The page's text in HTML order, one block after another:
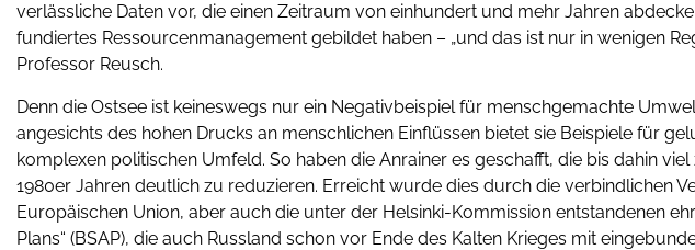
verlässliche Daten vor, die einen Zeitraum von einhundert und mehr Jahren
fundiertes Ressourcenmanagement gebildet haben – „und das ist nur in wenigen
Professor Reusch.
Denn die Ostsee ist keineswegs nur ein Negativbeispiel für menschgemachte
angesichts des hohen Drucks an menschlichen Einflüssen bietet sie Beispiele für
komplexen politischen Umfeld. So haben die Anrainer es geschafft, die bis dahin
1980er Jahren deutlich zu reduzieren. Erreicht wurde dies durch die verbindlichen
Europäischen Union, aber auch die unter der Helsinki-Kommission entstandenen
Plans“ (BSAP), die auch Russland schon vor Ende des Kalten Krieges mit